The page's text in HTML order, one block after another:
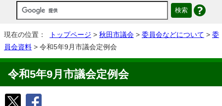
現在の位置： トップページ > 秋田市議会 > 委員会などについて > 委
員会資料 > 令和5年9月市議会定例会
令和5年9月市議会定例会